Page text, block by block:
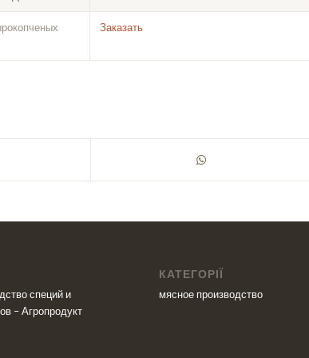
Заказать
специй и
– Агропродукт
КАТЕГОРІЇ
мясное производство